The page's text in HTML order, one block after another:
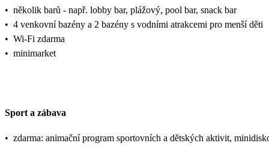
• několik barů - např. lobby bar, plážový, pool bar, snack bar
• 4 venkovní bazény a 2 bazény s vodními atrakcemi pro menší děti
• Wi-Fi zdarma
• minimarket
Sport a zábava
• zdarma: animační program sportovních a dětských aktivit,